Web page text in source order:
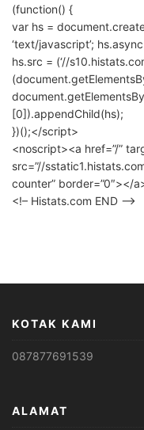
(function() {
var hs =
‘text/javascript’;
hs.src = (‘//
[0]).appendChild(hs);
})();</script>
<noscript><a href=”/”
src=”//
counter” border=”0″></
<!– Histats.com END –>
KOTAK KAMI
087877691539
ALAMAT